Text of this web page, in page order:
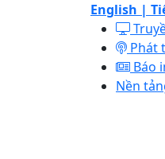
English |
Phát
Báo
Nền